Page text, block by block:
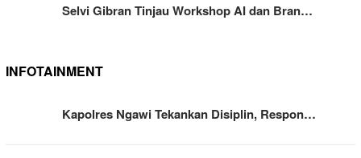
Selvi Gibran Tinjau Workshop AI dan Bran…
INFOTAINMENT
Kapolres Ngawi Tekankan Disiplin, Respon…